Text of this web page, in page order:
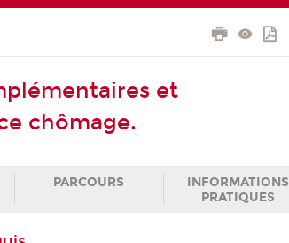
et
chômage.
PARCOURS
INFORMATIONS
PRATIQUES